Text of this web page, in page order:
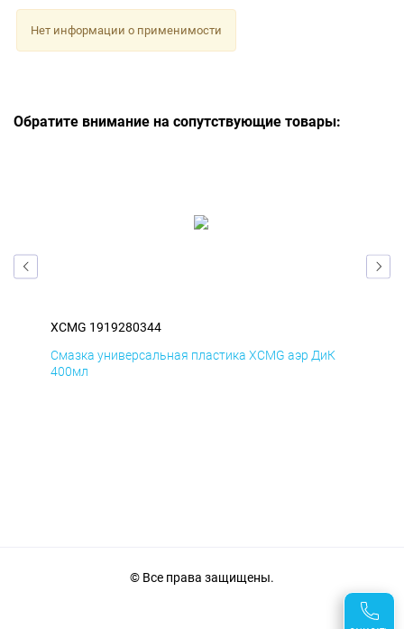
Нет информации о применимости
Обратите внимание на сопутствующие товары:
XCMG 1919280344
Смазка универсальная пластика XCMG аэр ДиК
400мл
© Все права защищены.